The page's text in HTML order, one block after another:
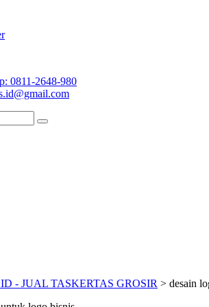
0811-2648-980
- JUAL TASKERTAS GROSIR > desain